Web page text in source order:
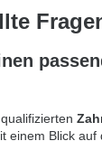
einem Blick auf